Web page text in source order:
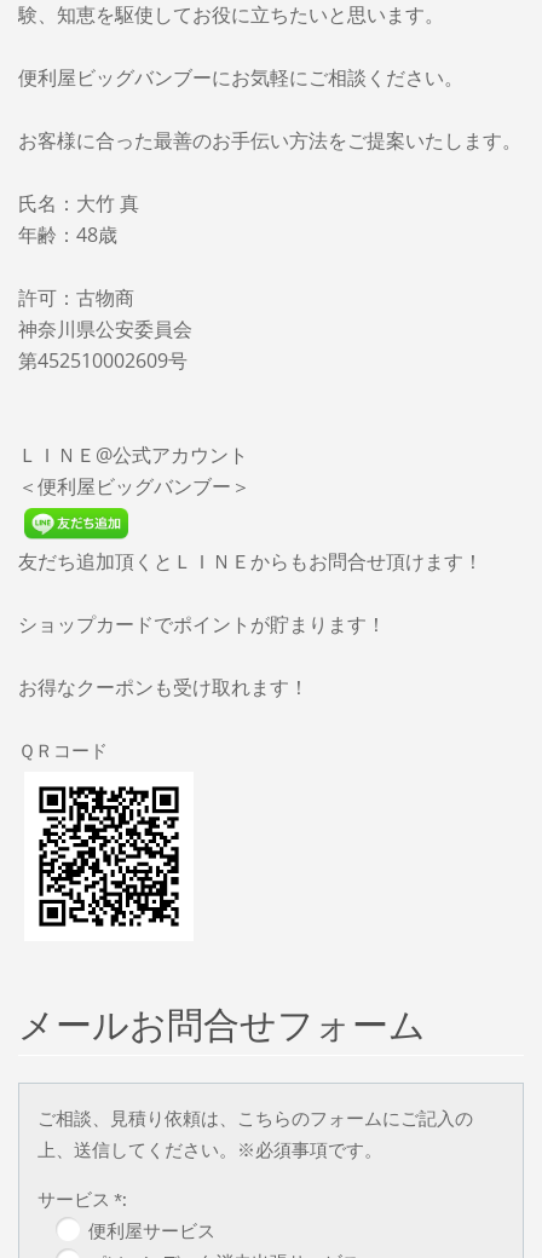
験、知恵を駆使してお役に立ちたいと思います。
便利屋ビッグバンブーにお気軽にご相談ください。
お客様に合った最善のお手伝い方法をご提案いたします。
氏名：大竹 真
年齢：48歳
許可：古物商
神奈川県公安委員会
第452510002609号
ＬＩＮＥ@公式アカウント
＜便利屋ビッグバンブー＞
友だち追加頂くとＬＩＮＥからもお問合せ頂けます！
ショップカードでポイントが貯まります！
お得なクーポンも受け取れます！
ＱＲコード
メールお問合せフォーム
ご相談、見積り依頼は、こちらのフォームにご記入の
上、送信してください。※必須事項です。
サービス *:
便利屋サービス